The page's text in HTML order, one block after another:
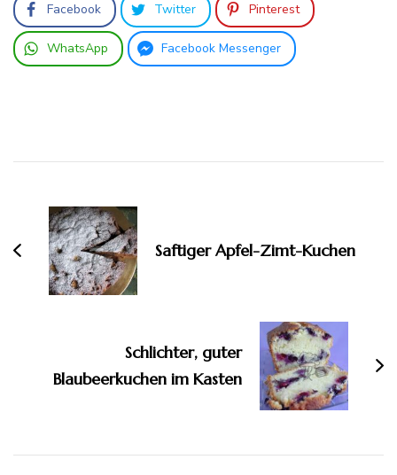
Facebook Twitter Pinterest
WhatsApp Facebook Messenger
Saftiger Apfel-Zimt-Kuchen
Schlichter, guter
Blaubeerkuchen im Kasten